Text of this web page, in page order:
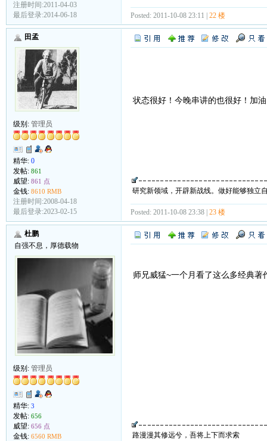
注册时间:2011-04-03
最后登录:2014-06-18
Posted: 2011-10-08 23:11 | 22 楼
田孟
级别: 管理员
精华: 0
发帖: 861
威望: 861 点
金钱: 8610 RMB
注册时间:2008-04-18
最后登录:2023-02-15
状态很好！今晚串讲的也很好！加
研究新领域，开辟新战线。做好能够独立
Posted: 2011-10-08 23:38 | 23 楼
杜鹏
自强不息，厚德载物
级别: 管理员
精华: 3
发帖: 656
威望: 656 点
金钱: 6560 RMB
师兄威猛~一个月看了这么多经典著
路漫漫其修远兮，吾将上下而求索